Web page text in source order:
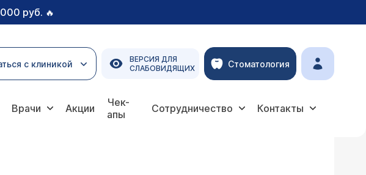
руб. 🔥
с клиникой
ВЕРСИЯ ДЛЯ
СЛАБОВИДЯЩИХ
Стоматология
Врачи Акции
Чек-
апы
Сотрудничество Контакты